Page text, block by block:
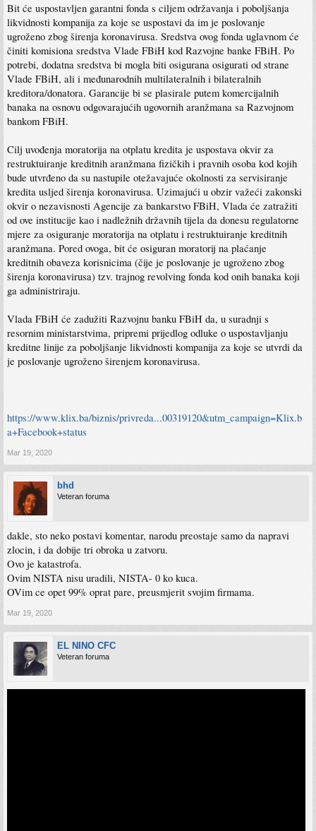
Bit će uspostavljen garantni fonda s ciljem održavanja i poboljšanja
likvidnosti kompanija za koje se uspostavi da im je poslovanje
ugroženo zbog širenja koronavirusa. Sredstva ovog fonda uglavnom će
činiti komisiona sredstva Vlade FBiH kod Razvojne banke FBiH. Po
potrebi, dodatna sredstva bi mogla biti osigurana osigurati od strane
Vlade FBiH, ali i međunarodnih multilateralnih i bilateralnih
kreditora/donatora. Garancije bi se plasirale putem komercijalnih
banaka na osnovu odgovarajućih ugovornih aranžmana sa Razvojnom
bankom FBiH.
Cilj uvođenja moratorija na otplatu kredita je uspostava okvir za
restruktuiranje kreditnih aranžmana fizičkih i pravnih osoba kod kojih
bude utvrđeno da su nastupile otežavajuće okolnosti za servisiranje
kredita usljed širenja koronavirusa. Uzimajući u obzir važeći zakonski
okvir o nezavisnosti Agencije za bankarstvo FBiH, Vlada će zatražiti
od ove institucije kao i nadležnih državnih tijela da donesu regulatorne
mjere za osiguranje moratorija na otplatu i restruktuiranje kreditnih
aranžmana. Pored ovoga, bit će osiguran moratorij na plaćanje
kreditnih obaveza korisnicima (čije je poslovanje je ugroženo zbog
širenja koronavirusa) tzv. trajnog revolving fonda kod onih banaka koji
ga administriraju.
Vlada FBiH će zadužiti Razvojnu banku FBiH da, u suradnji s
resornim ministarstvima, pripremi prijedlog odluke o uspostavljanju
kreditne linije za poboljšanje likvidnosti kompanija za koje se utvrdi da
je poslovanje ugroženo širenjem koronavirusa.
https://www.klix.ba/biznis/privreda...00319120&utm_campaign=Klix.b
a+Facebook+status
Mar 19, 2020
bhd
Veteran foruma
dakle, sto neko postavi komentar, narodu preostaje samo da napravi
zlocin, i da dobije tri obroka u zatvoru.
Ovo je katastrofa.
Ovim NISTA nisu uradili, NISTA- 0 ko kuca.
OVim ce opet 99% oprat pare, preusmjerit svojim firmama.
Mar 19, 2020
EL NINO CFC
Veteran foruma